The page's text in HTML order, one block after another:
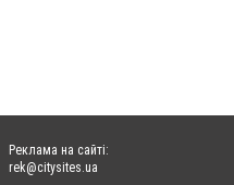
Реклама на сайті:
rek@citysites.ua